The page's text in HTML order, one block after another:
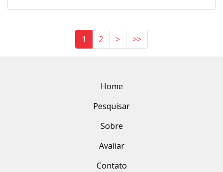
1 2 > >>
Home
Pesquisar
Sobre
Avaliar
Contato